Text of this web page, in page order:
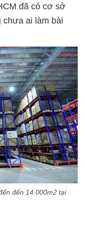
đã có cơ sở
chưa ai làm bài
đến 14.000m2 tại